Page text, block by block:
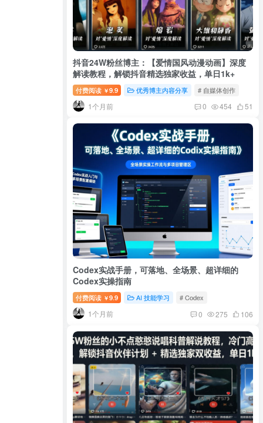
抖音24W粉丝博主：【爱情国风动漫动画】深度
解读教程，解锁抖音精选独家收益，单日1k+
付费阅读 ￥9.9 优秀博主内容分享 # 自媒体创作
1个月前 0 454 51
Codex实战手册，可落地、全场景、超详细的
Codex实操指南
付费阅读 ￥9.9 AI 技能学习 # Codex
1个月前 0 275 106